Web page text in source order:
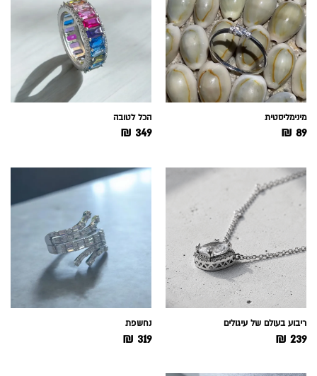
מינימליסטית
89
₪
הכל לטובה
349
₪
ריבוע בעולם של עיגולים
239
₪
נחשפת
319
₪